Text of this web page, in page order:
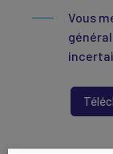
Vous